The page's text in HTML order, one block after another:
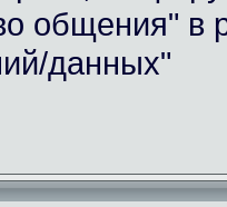
общения" в
данных"